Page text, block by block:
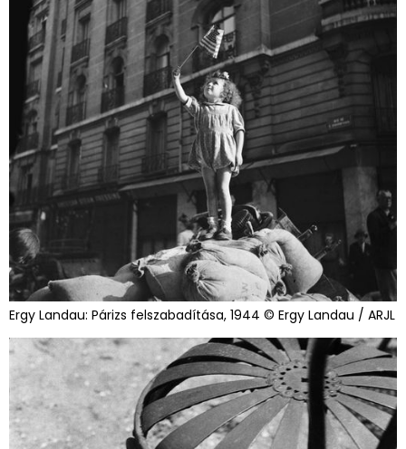
Ergy Landau: Párizs felszabadítása, 1944 © Ergy Landau / ARJL